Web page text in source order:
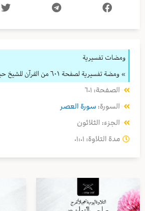
ومضات تفسيرية
» ومضة تفسيرية لصفحة ٦٠١ من القرآن للشيخ حبيب الكاظمي
الصفحة: ٦٠١
السورة: سورة العصر
الجزء: الثلاثون
مدة التلاوة: ٠١:٠١